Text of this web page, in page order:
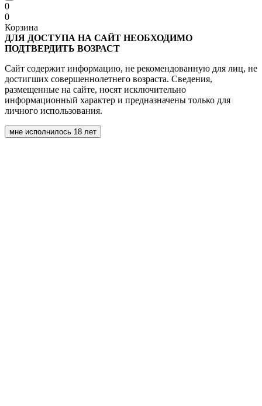
0
0
Корзина
ДЛЯ ДОСТУПА НА САЙТ НЕОБХОДИМО
ПОДТВЕРДИТЬ ВОЗРАСТ
Сайт содержит информацию, не рекомендованную для лиц, не
достигших совершеннолетнего возраста. Сведения,
размещенные на сайте, носят исключительно
информационный характер и предназначены только для
личного использования.
мне исполнилось 18 лет